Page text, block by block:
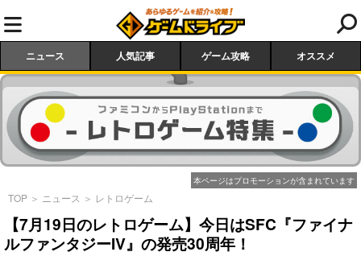
ニュース 人気記事 ゲーム攻略 オススメ
本ページはプロモーションが含まれています
TOP ＞ ニュース ＞ レトロゲーム
【7月19日のレトロゲーム】今日はSFC『ファイナ
ルファンタジーIV』の発売30周年！